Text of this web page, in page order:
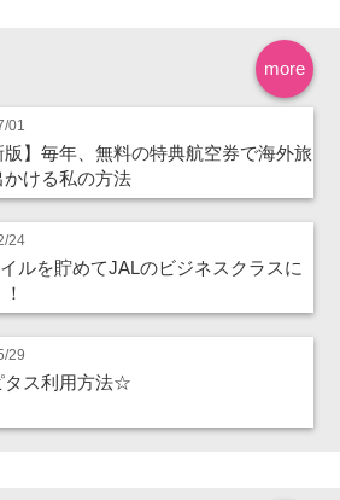
more
01
版】毎年、無料の特典航空券で海外旅
かける私の方法
24
ルを貯めてJALのビジネスクラスに
29
ス利用方法☆